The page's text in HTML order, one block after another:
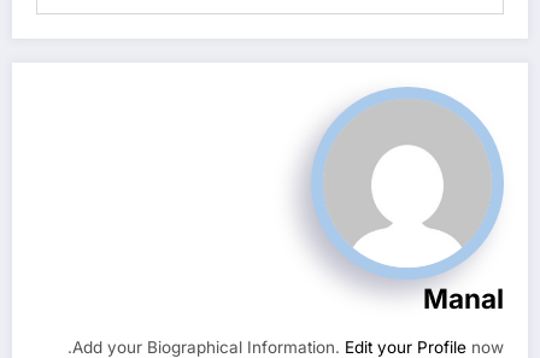
Manal
Add your Biographical Information. Edit your Profile now.